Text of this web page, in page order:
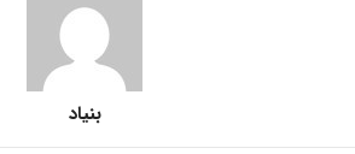
بنیاد